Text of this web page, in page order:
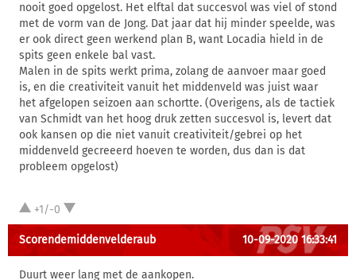
nooit goed opgelost. Het elftal dat succesvol was viel of stond
met de vorm van de Jong. Dat jaar dat hij minder speelde, was
er ook direct geen werkend plan B, want Locadia hield in de
spits geen enkele bal vast.
Malen in de spits werkt prima, zolang de aanvoer maar goed
is, en die creativiteit vanuit het middenveld was juist waar
het afgelopen seizoen aan schortte. (Overigens, als de tactiek
van Schmidt van het hoog druk zetten succesvol is, levert dat
ook kansen op die niet vanuit creativiteit/gebrei op het
middenveld gecreeerd hoeven te worden, dus dan is dat
probleem opgelost)
+1/-0
Scorendemiddenvelderaub 10-09-2020 16:33:41
Duurt weer lang met de aankopen.